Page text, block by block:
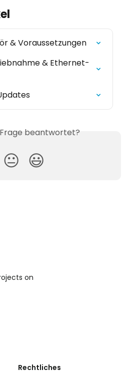
& Voraussetzungen
& Ethernet-
beantwortet?
😐 😃
on
Rechtliches